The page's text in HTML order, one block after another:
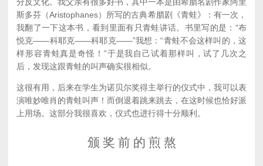
斯多芬（Aristophanes）所写的古典希腊剧《青蛙》：有一次，
我翻了一下这本书，看到里面有只青蛙讲话。书里写的是：“布
悦克——科耶克——科耶克——”我想：“青蛙不会这样叫的，这
样形容青蛙真是奇怪！”于是我自己试着那样叫，试了几次之
后，发现这跟青蛙的叫声确实很相似。
这很有用，后来在学生为诺贝尔奖得主举行的仪式中，我可以表
演唯妙唯肖的青蛙叫声！而倒退着跳来跳去，在这时候也恰好派
上用场。这部分我很喜欢，仪式也进行得十分顺利。
颁 奖 前 的 煎 熬